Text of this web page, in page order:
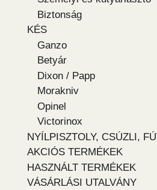
Biztonság
KÉS
Ganzo
Betyár
Dixon / Papp
Morakniv
Opinel
Victorinox
NYÍLPISZTOLY, CSÚZLI,
AKCIÓS TERMÉKEK
HASZNÁLT TERMÉKEK
VÁSÁRLÁSI UTALVÁNY